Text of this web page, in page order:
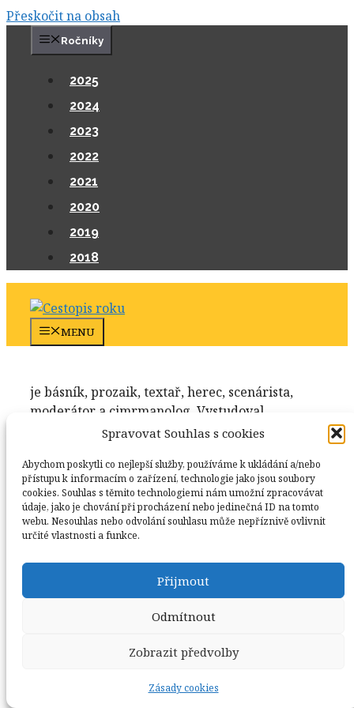
Spravovat Souhlas s cookies
Abychom poskytli co nejlepší služby, používáme k ukládání a/nebo
přístupu k informacím o zařízení, technologie jako jsou soubory
cookies. Souhlas s těmito technologiemi nám umožní zpracovávat
údaje, jako je chování při procházení nebo jedinečná ID na tomto
webu. Nesouhlas nebo odvolání souhlasu může nepříznivě ovlivnit
určité vlastnosti a funkce.
Přijmout
Odmítnout
Zobrazit předvolby
Zásady cookies
Přeskočit na obsah
Ročníky
2025
2024
2023
2022
2021
2020
2019
2018
MENU
je básník, prozaik, textař, herec, scenárista,
moderátor a cimrmanolog. Vystudoval
pedagogiku, byl redaktorem Československého
Cimrmana. Je autorem několika televizních a
rozhlasových her (např.Výlet do Afriky),
pohádek, písňových textů, zábavných a
literárních pořadů, několika básnických sbírek
(namátkouBdění ve zvěrokruhu
Deník Haiku), tří novel (mj.Poklesky rozverné
), a jedné knihy povídek (
inspektora Toufara a jiné povídky).
© 2026 Piranha film | Design & realizaceHD Production Brno